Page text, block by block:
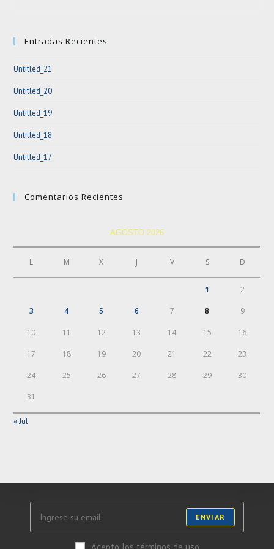
Entradas Recientes
Untitled_21
Untitled_20
Untitled_19
Untitled_18
Untitled_17
Comentarios Recientes
AGOSTO 2026
L M X J V S D
1 2
3 4 5 6 7 8 9
10 11 12 13 14 15 16
17 18 19 20 21 22 23
24 25 26 27 28 29 30
31
« Jul
ENVIAR